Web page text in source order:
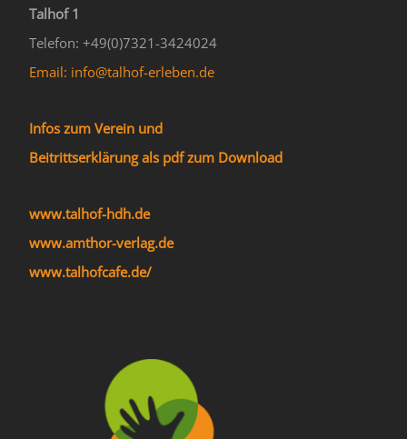
Talhof 1
Telefon: +49(0)7321-3424024
Email: info@talhof-erleben.de
Infos zum Verein und
Beitrittserklärung als pdf zum Download
www.talhof-hdh.de
www.amthor-verlag.de
www.talhofcafe.de/